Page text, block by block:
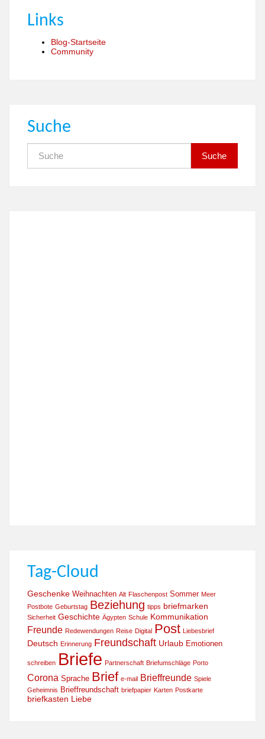
Links
Blog-Startseite
Community
Suche
Suche
Tag-Cloud
Geschenke Weihnachten Alt Flaschenpost Sommer Meer
Postbote Geburtstag Beziehung tipps briefmarken
Sicherheit Geschichte Ägypten Schule Kommunikation
Freunde Redewendungen Reise Digital Post Liebesbrief
Deutsch Erinnerung Freundschaft Urlaub Emotionen
schreiben Briefe Partnerschaft Briefumschläge Porto
Corona Sprache Brief e-mail Brieffreunde Spiele
Geheimnis Brieffreundschaft briefpapier Karten Postkarte
briefkasten Liebe